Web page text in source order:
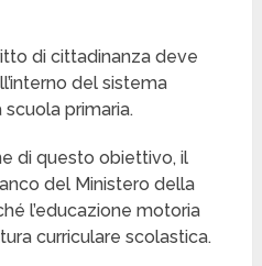
di cittadinanza deve
del sistema
primaria.
di questo obiettivo, il
del Ministero della
l’educazione motoria
curriculare scolastica.